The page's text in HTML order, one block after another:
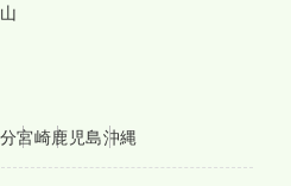
宮崎鹿児島沖縄